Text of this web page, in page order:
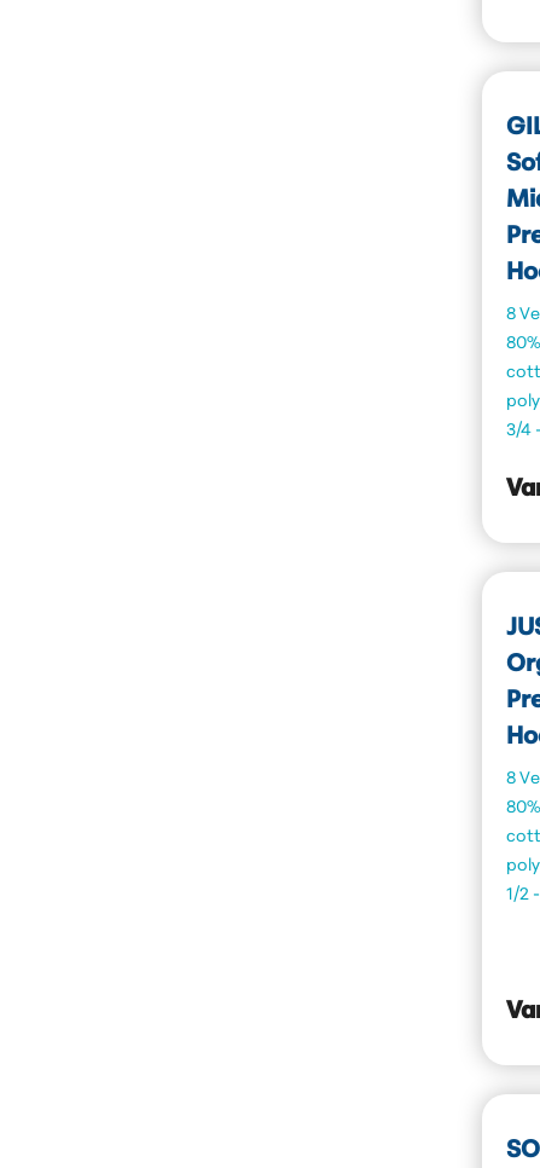
8
3/4
8
1/2